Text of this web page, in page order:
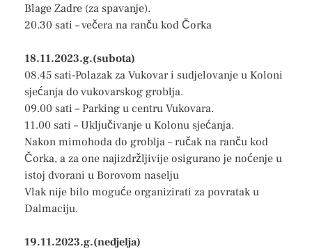
Blage Zadre (za spavanje).
20.30 sati – večera na ranču kod Čorka
18.11.2023.g.(subota)
08.45 sati-Polazak za Vukovar i sudjelovanje u Koloni
sjećanja do vukovarskog groblja.
09.00 sati – Parking u centru Vukovara.
11.00 sati – Uključivanje u Kolonu sjećanja.
Nakon mimohoda do groblja – ručak na ranču kod
Čorka, a za one najizdržljivije osigurano je noćenje u
istoj dvorani u Borovom naselju
Vlak nije bilo moguće organizirati za povratak u
Dalmaciju.
19.11.2023.g.(nedjelja)